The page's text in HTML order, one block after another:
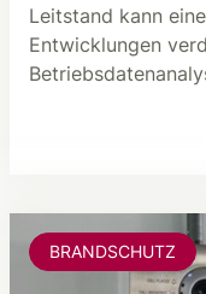
Leitstand kann
Entwicklungen
BRANDSCHUTZ